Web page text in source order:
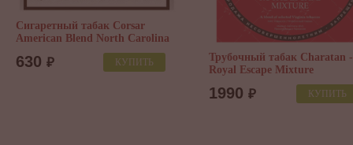
Сигаретный табак Corsar
American Blend North Carolina
630 ₽ КУПИТЬ
Трубочный табак Charatan -
Royal Escape Mixture
1990 ₽ КУПИТЬ